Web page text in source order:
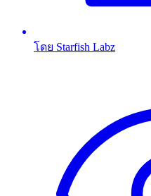
โดย Starfish Labz